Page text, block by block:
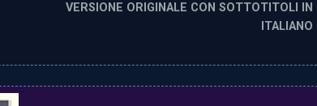
VERSIONE ORIGINALE CON SOTTOTITOLI IN
ITALIANO